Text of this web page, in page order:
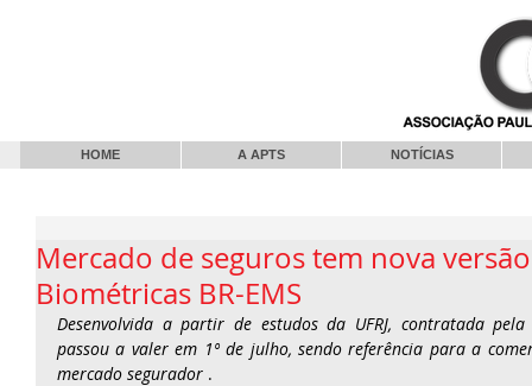
HOME A APTS NOTÍCIAS
Mercado de seguros tem nova
Biométricas BR-EMS
Desenvolvida a partir de estudos da UFRJ, contratada
passou a valer em 1º de julho, sendo referência para a
mercado segurador .